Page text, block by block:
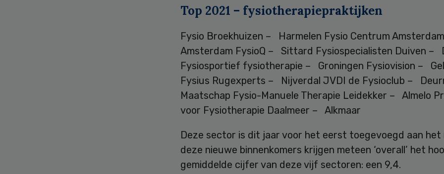
Top 2021 – fysiotherapiepraktijken
Fysio Broekhuizen – Harmelen Fysio Centrum
Amsterdam FysioQ – Sittard Fysiospecialisten Duiven –
Fysiosportief fysiotherapie – Groningen Fysiovision –
Fysius Rugexperts – Nijverdal JVDI de Fysioclub –
Maatschap Fysio-Manuele Therapie Leidekker – Almelo
voor Fysiotherapie Daalmeer – Alkmaar
Deze sector is dit jaar voor het eerst toegevoegd aan het
deze nieuwe binnenkomers krijgen meteen ‘overall’ het
gemiddelde cijfer van deze vijf sectoren: een 9,4.